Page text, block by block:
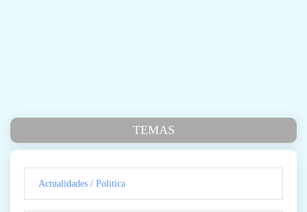
TEMAS
Actualidades / Politica